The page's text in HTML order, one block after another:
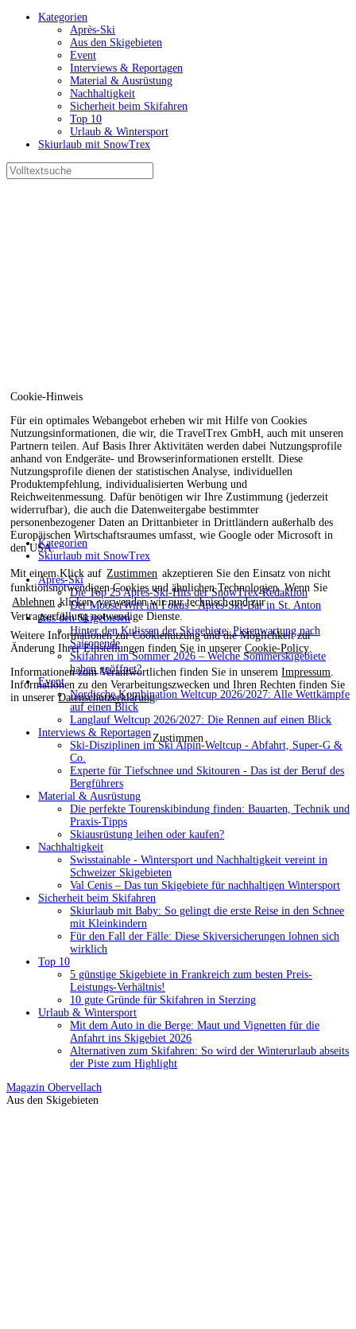
Cookie-Hinweis
Für ein optimales Webangebot erheben wir mit Hilfe von Cookies
Nutzungsinformationen, die wir, die TravelTrex GmbH, auch mit unseren
Partnern teilen. Auf Basis Ihrer Aktivitäten werden dabei Nutzungsprofile
anhand von Endgeräte- und Browserinformationen erstellt. Diese
Nutzungsprofile dienen der statistischen Analyse, individuellen
Produktempfehlung, individualisierten Werbung und
Reichweitenmessung. Dafür benötigen wir Ihre Zustimmung (jederzeit
widerrufbar), die auch die Datenweitergabe bestimmter
personenbezogener Daten an Drittanbieter in Drittländern außerhalb des
Europäischen Wirtschaftsraumes umfasst, wie Google oder Microsoft in
den USA.
Mit einem Klick auf Zustimmen akzeptieren Sie den Einsatz von nicht
funktionsnotwendigen Cookies und ähnlichen Technologien. Wenn Sie
Ablehnen klicken, verwenden wir nur technisch und zur
Vertragserfüllung notwendige Dienste.
Weitere Informationen zur Cookienutzung und die Möglichkeit zur
Änderung Ihrer Einstellungen finden Sie in unsererCookie-Policy.
Informationen zum Verantwortlichen finden Sie in unseremImpressum.
Informationen zu den Verarbeitungszwecken und Ihren Rechten finden Sie
in unsererDatenschutzerklärung.
Zustimmen
Kategorien
Après-Ski
Aus den Skigebieten
Event
Interviews & Reportagen
Material & Ausrüstung
Nachhaltigkeit
Sicherheit beim Skifahren
Top 10
Urlaub & Wintersport
Skiurlaub mit SnowTrex
Kategorien
Skiurlaub mit SnowTrex
Après-Ski
Die Top 25 Après-Ski-Hits der SnowTrex-Redaktion
Der MooserWirt im Fokus - Après-Ski-Bar in St. Anton
Aus den Skigebieten
Hinter den Kulissen der Skigebiete: Pistenwartung nach
Saisonende
Skifahren im Sommer 2026 – Welche Sommerskigebiete
haben geöffnet?
Event
Nordische Kombination Weltcup 2026/2027: Alle Wettkämpfe
auf einen Blick
Langlauf Weltcup 2026/2027: Die Rennen auf einen Blick
Interviews & Reportagen
Ski-Disziplinen im Ski Alpin-Weltcup - Abfahrt, Super-G &
Co.
Experte für Tiefschnee und Skitouren - Das ist der Beruf des
Bergführers
Material & Ausrüstung
Die perfekte Tourenskibindung finden: Bauarten, Technik und
Praxis-Tipps
Skiausrüstung leihen oder kaufen?
Nachhaltigkeit
Swisstainable - Wintersport und Nachhaltigkeit vereint in
Schweizer Skigebieten
Val Cenis – Das tun Skigebiete für nachhaltigen Wintersport
Sicherheit beim Skifahren
Skiurlaub mit Baby: So gelingt die erste Reise in den Schnee
mit Kleinkindern
Für den Fall der Fälle: Diese Skiversicherungen lohnen sich
wirklich
Top 10
5 günstige Skigebiete in Frankreich zum besten Preis-
Leistungs-Verhältnis!
10 gute Gründe für Skifahren in Sterzing
Urlaub & Wintersport
Mit dem Auto in die Berge: Maut und Vignetten für die
Anfahrt ins Skigebiet 2026
Alternativen zum Skifahren: So wird der Winterurlaub abseits
der Piste zum Highlight
Magazin Obervellach
Aus den Skigebieten